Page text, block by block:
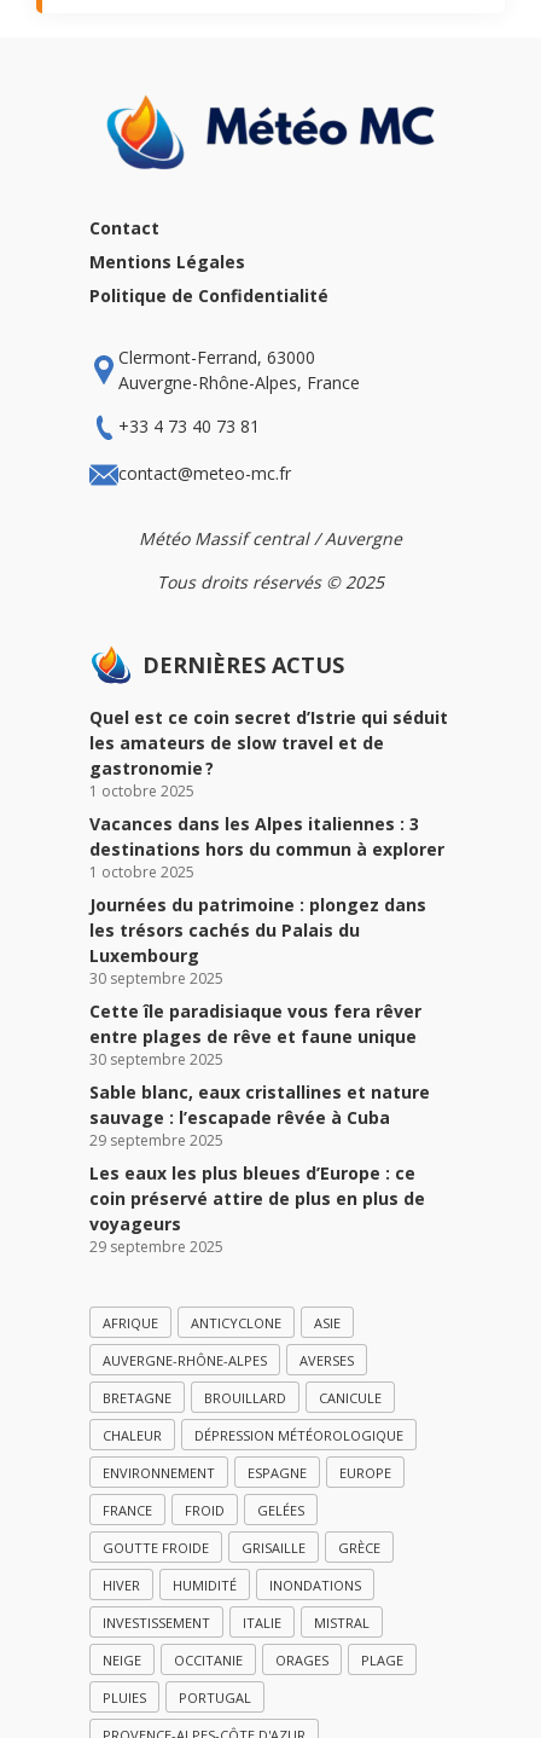
Contact
Mentions Légales
Politique de Confidentialité
Clermont-Ferrand, 63000
Auvergne-Rhône-Alpes, France
+33 4 73 40 73 81
contact@meteo-mc.fr
Météo Massif central / Auvergne
Tous droits réservés © 2025
DERNIÈRES ACTUS
Quel est ce coin secret d’Istrie qui séduit
les amateurs de slow travel et de
gastronomie ?
1 octobre 2025
Vacances dans les Alpes italiennes : 3
destinations hors du commun à explorer
1 octobre 2025
Journées du patrimoine : plongez dans
les trésors cachés du Palais du
Luxembourg
30 septembre 2025
Cette île paradisiaque vous fera rêver
entre plages de rêve et faune unique
30 septembre 2025
Sable blanc, eaux cristallines et nature
sauvage : l’escapade rêvée à Cuba
29 septembre 2025
Les eaux les plus bleues d’Europe : ce
coin préservé attire de plus en plus de
voyageurs
29 septembre 2025
AFRIQUE ANTICYCLONE ASIE
AUVERGNE-RHÔNE-ALPES AVERSES
BRETAGNE BROUILLARD CANICULE
CHALEUR DÉPRESSION MÉTÉOROLOGIQUE
ENVIRONNEMENT ESPAGNE EUROPE
FRANCE FROID GELÉES
GOUTTE FROIDE GRISAILLE GRÈCE
HIVER HUMIDITÉ INONDATIONS
INVESTISSEMENT ITALIE MISTRAL
NEIGE OCCITANIE ORAGES PLAGE
PLUIES PORTUGAL